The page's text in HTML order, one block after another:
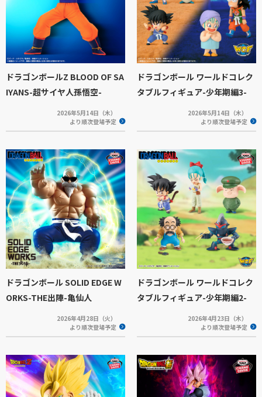
ドラゴンボールZ BLOOD OF SA
IYANS-超サイヤ人孫悟空-
2026年5月14日（木）
より順次登場予定
ドラゴンボール ワールドコレク
タブルフィギュア-少年期編3-
2026年5月14日（木）
より順次登場予定
ドラゴンボール SOLID EDGE W
ORKS-THE出陣-亀仙人
2026年4月28日（火）
より順次登場予定
ドラゴンボール ワールドコレク
タブルフィギュア-少年期編2-
2026年4月23日（木）
より順次登場予定